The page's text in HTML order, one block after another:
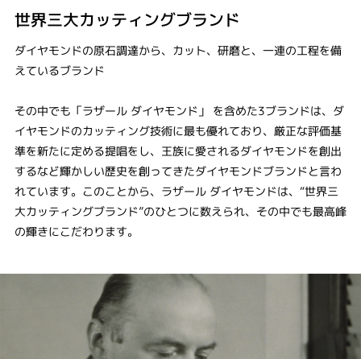
世界三大カッティングブランド
ダイヤモンドの原石調達から、カット、研磨と、一連の工程を備
えているブランド
その中でも「ラザール ダイヤモンド」 を含めた3ブランドは、ダ
イヤモンドのカッティング技術に最も優れており、厳正な評価基
準を新たに定める提唱をし、王族に愛されるダイヤモンドを創出
するなど輝かしい歴史を創ってきたダイヤモンドブランドと言わ
れています。このことから、ラザール ダイヤモンドは、“世界三
大カッティングブランド”のひとつに数えられ、その中でも最高峰
の輝きにこだわります。